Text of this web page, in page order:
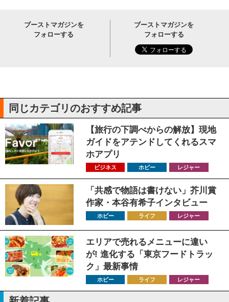
ブーストマガジンを
フォローする
ブーストマガジンを
フォローする
同じカテゴリのおすすめ記事
【旅行の下調べからの解放】現地
ガイドをアテンドしてくれるスマ
ホアプリ
ビジネス ホビー レジャー
「共感で物語は書けない」芥川賞
作家・本谷有希子インタビュー
ホビー ライフ レジャー
エリアで売れるメニューに違い
が! 進化する「東京フードトラッ
ク」最新事情
ホビー ライフ レジャー